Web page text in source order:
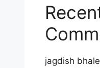
jagdish